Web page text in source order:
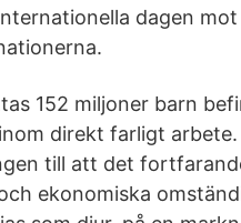
dagen
152 miljoner barn
direkt farligt
till att det
ekonomiska